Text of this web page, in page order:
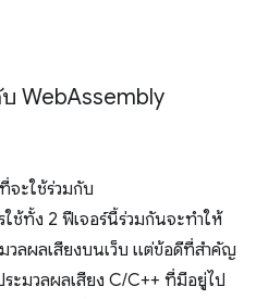
WebAssembly
จะใช้ร่วมกับ
ช้ทั้ง 2 ฟีเจอร์นี้ร่วมกันจะทำให้
วลผลเสียงบนเว็บ แต่ข้อดีที่สำคัญ
ะมวลผลเสียง C/C++ ที่มีอยู่ไป